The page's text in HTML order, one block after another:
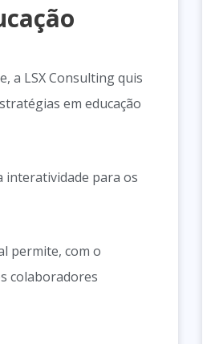
a LSX Consulting quis
em educação
interatividade para os
permite, com o
colaboradores